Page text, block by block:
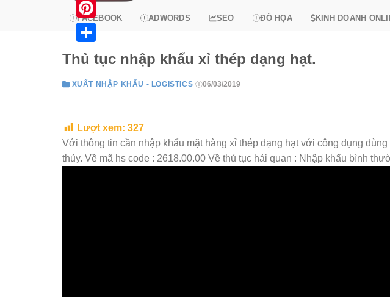
FACEBOOK ADWORDS SEO ĐỒ HỌA KINH DOANH
Thủ tục nhập khẩu xỉ thép dạng hạt.
XUẤT NHẬP KHẨU - LOGISTICS 06/03/2019
Lượt xem: 327
Với thông tin cần nhập khẩu mặt hàng xỉ thép dạng hạt với công dụng dùng
thủy. Về mã hs code : 2618.00.00 Về thủ tục hải quan : Nhập khẩu bình
X
Pinterest
Share